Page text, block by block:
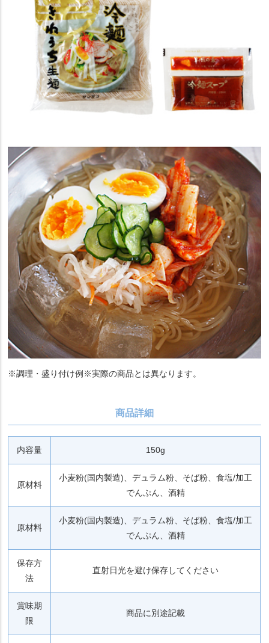
※調理・盛り付け例※実際の商品とは異なります。
商品詳細
内容量 150g
原材料
小麦粉(国内製造)、デュラム粉、そば粉、食塩/加工
でんぷん、酒精
原材料
小麦粉(国内製造)、デュラム粉、そば粉、食塩/加工
でんぷん、酒精
保存方
法
直射日光を避け保存してください
賞味期
限
商品に別途記載